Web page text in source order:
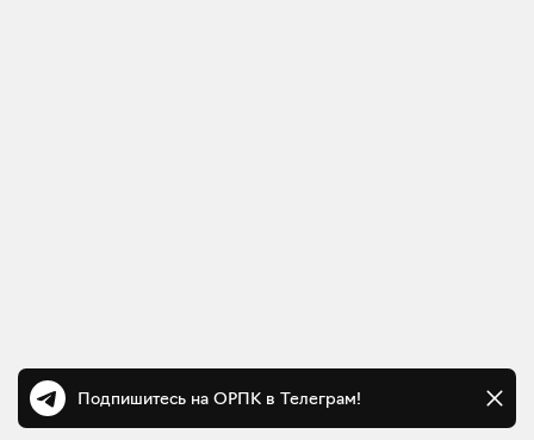
Подпишитесь на ОРПК в Телеграм!